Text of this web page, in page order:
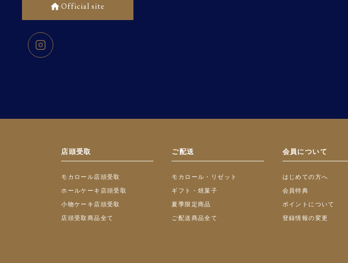
Official site
店頭受取
モカロール店頭受取
ホールケーキ店頭受取
小物ケーキ店頭受取
店頭受取商品全て
ご配送
モカロール・リゼット
ギフト・焼菓子
夏季限定商品
ご配送商品全て
会員について
はじめての方へ
会員特典
ポイントについて
登録情報の変更